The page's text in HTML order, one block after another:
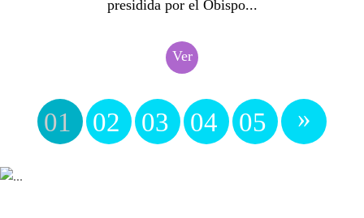
presidida por el Obispo...
Ver
01 02 03 04 05 »